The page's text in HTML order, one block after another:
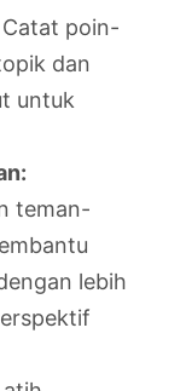
Catat poin-
dan
untuk
teman-
lebih